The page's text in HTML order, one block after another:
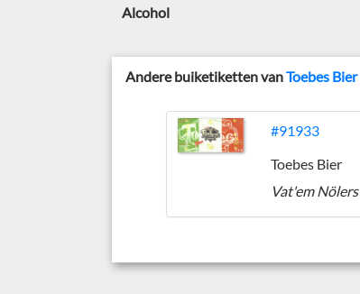
Alcohol
Andere buiketiketten vanToebes Bier
#91933
Toebes Bier
Vat'em Nölers